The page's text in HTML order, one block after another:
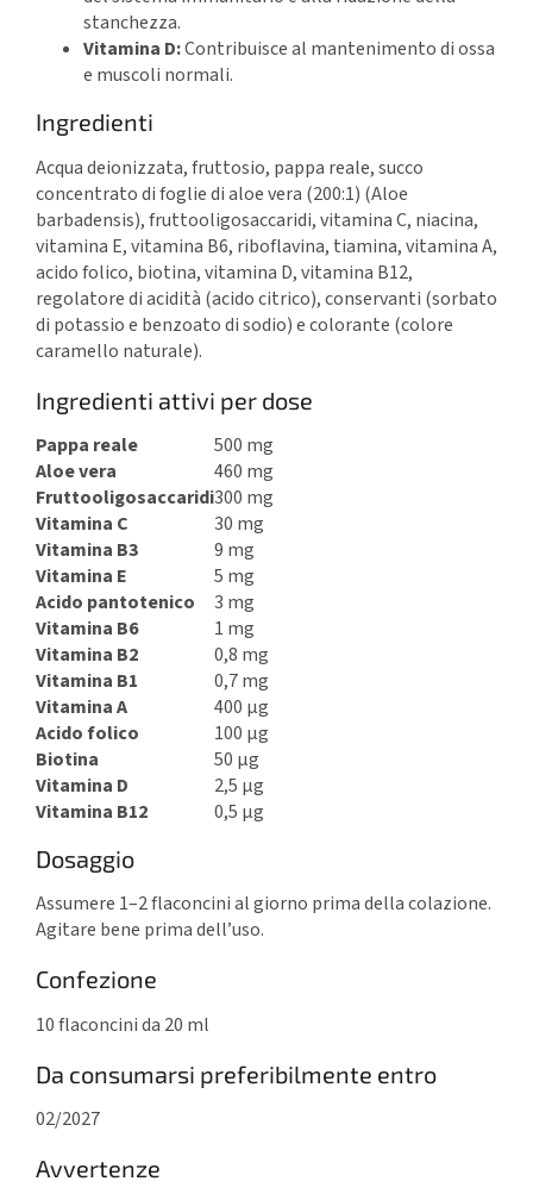
stanchezza.
Vitamina D:Contribuisce al mantenimento di ossa
e muscoli normali.
Ingredienti
Acqua deionizzata, fruttosio, pappa reale, succo
concentrato di foglie di aloe vera (200:1) (Aloe
barbadensis), fruttooligosaccaridi, vitamina C, niacina,
vitamina E, vitamina B6, riboflavina, tiamina, vitamina A,
acido folico, biotina, vitamina D, vitamina B12,
regolatore di acidità (acido citrico), conservanti (sorbato
di potassio e benzoato di sodio) e colorante (colore
caramello naturale).
Ingredienti attivi per dose
Pappa reale
500 mg
Aloe vera
460 mg
Fruttooligosaccaridi300 mg
Vitamina C
30 mg
Vitamina B3
9 mg
Vitamina E
5 mg
Acido pantotenico
3 mg
Vitamina B6
1 mg
Vitamina B2
0,8 mg
Vitamina B1
0,7 mg
Vitamina A
400 μg
Acido folico
100 μg
Biotina
50 μg
Vitamina D
2,5 μg
Vitamina B12
0,5 μg
Dosaggio
Assumere 1–2 flaconcini al giorno prima della colazione.
Agitare bene prima dell’uso.
Confezione
10 flaconcini da 20 ml
Da consumarsi preferibilmente entro
02/2027
Avvertenze